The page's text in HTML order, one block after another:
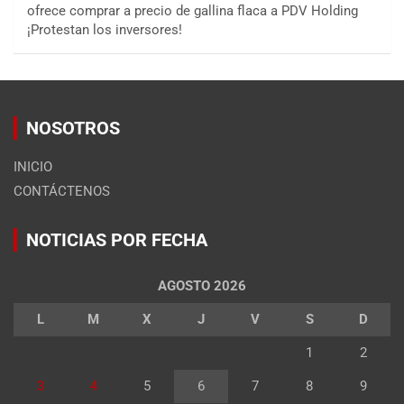
ofrece comprar a precio de gallina flaca a PDV Holding
¡Protestan los inversores!
NOSOTROS
INICIO
CONTÁCTENOS
NOTICIAS POR FECHA
AGOSTO 2026
L M X J V S D
1 2
3 4 5 6 7 8 9